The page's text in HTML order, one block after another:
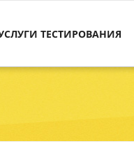
ТЕСТИРОВАНИЯ